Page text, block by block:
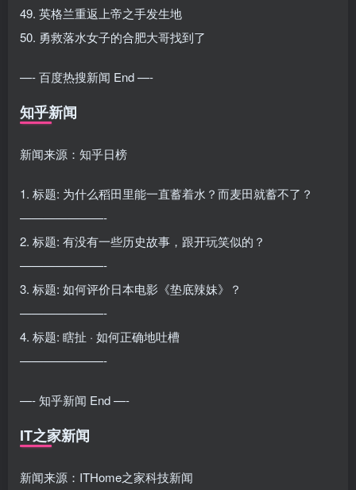
49. 英格兰重返上帝之手发生地
50. 勇救落水女子的合肥大哥找到了
—- 百度热搜新闻 End —-
知乎新闻
新闻来源：知乎日榜
1. 标题: 为什么稻田里能一直蓄着水？而麦田就蓄不了？
———————-
2. 标题: 有没有一些历史故事，跟开玩笑似的？
———————-
3. 标题: 如何评价日本电影《垫底辣妹》？
———————-
4. 标题: 瞎扯 · 如何正确地吐槽
———————-
—- 知乎新闻 End —-
IT之家新闻
新闻来源：ITHome之家科技新闻